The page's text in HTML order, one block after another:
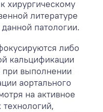
хирургическому
литературе
патологии.
либо
кальцификации
при выполнении
аортального
на активное
технологий,